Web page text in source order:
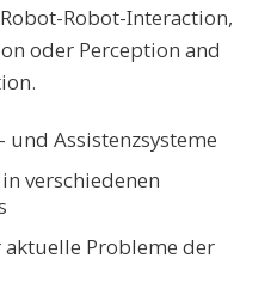
Robot-Interaction,
oder Perception and
Assistenzsysteme
verschiedenen
Probleme der